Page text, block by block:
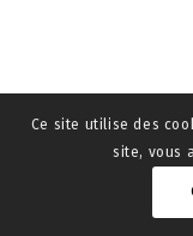
Ce site utilise des
site, vous